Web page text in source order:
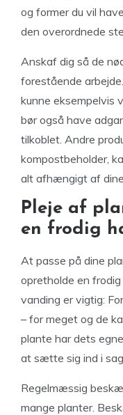
og former du vil
den overordnede
Anskaf dig så de
forestående
kunne eksempelvis
bør også have
tilkoblet. Andre
kompostbeholder,
alt afhængigt af
Pleje af
en frodig
At passe på dine
opretholde en
vanding er vigtig:
– for meget og de
plante har dets
at sætte sig ind i
Regelmæssig
mange planter.